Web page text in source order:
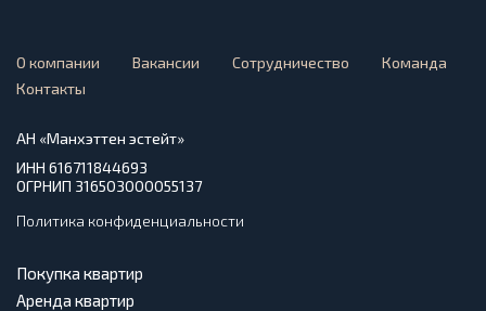
О компании Вакансии Сотрудничество
Команда
Контакты
АН «Манхэттен эстейт»
ИНН 616711844693
ОГРНИП 316503000055137
Политика конфиденциальности
Покупка квартир
Аренда квартир